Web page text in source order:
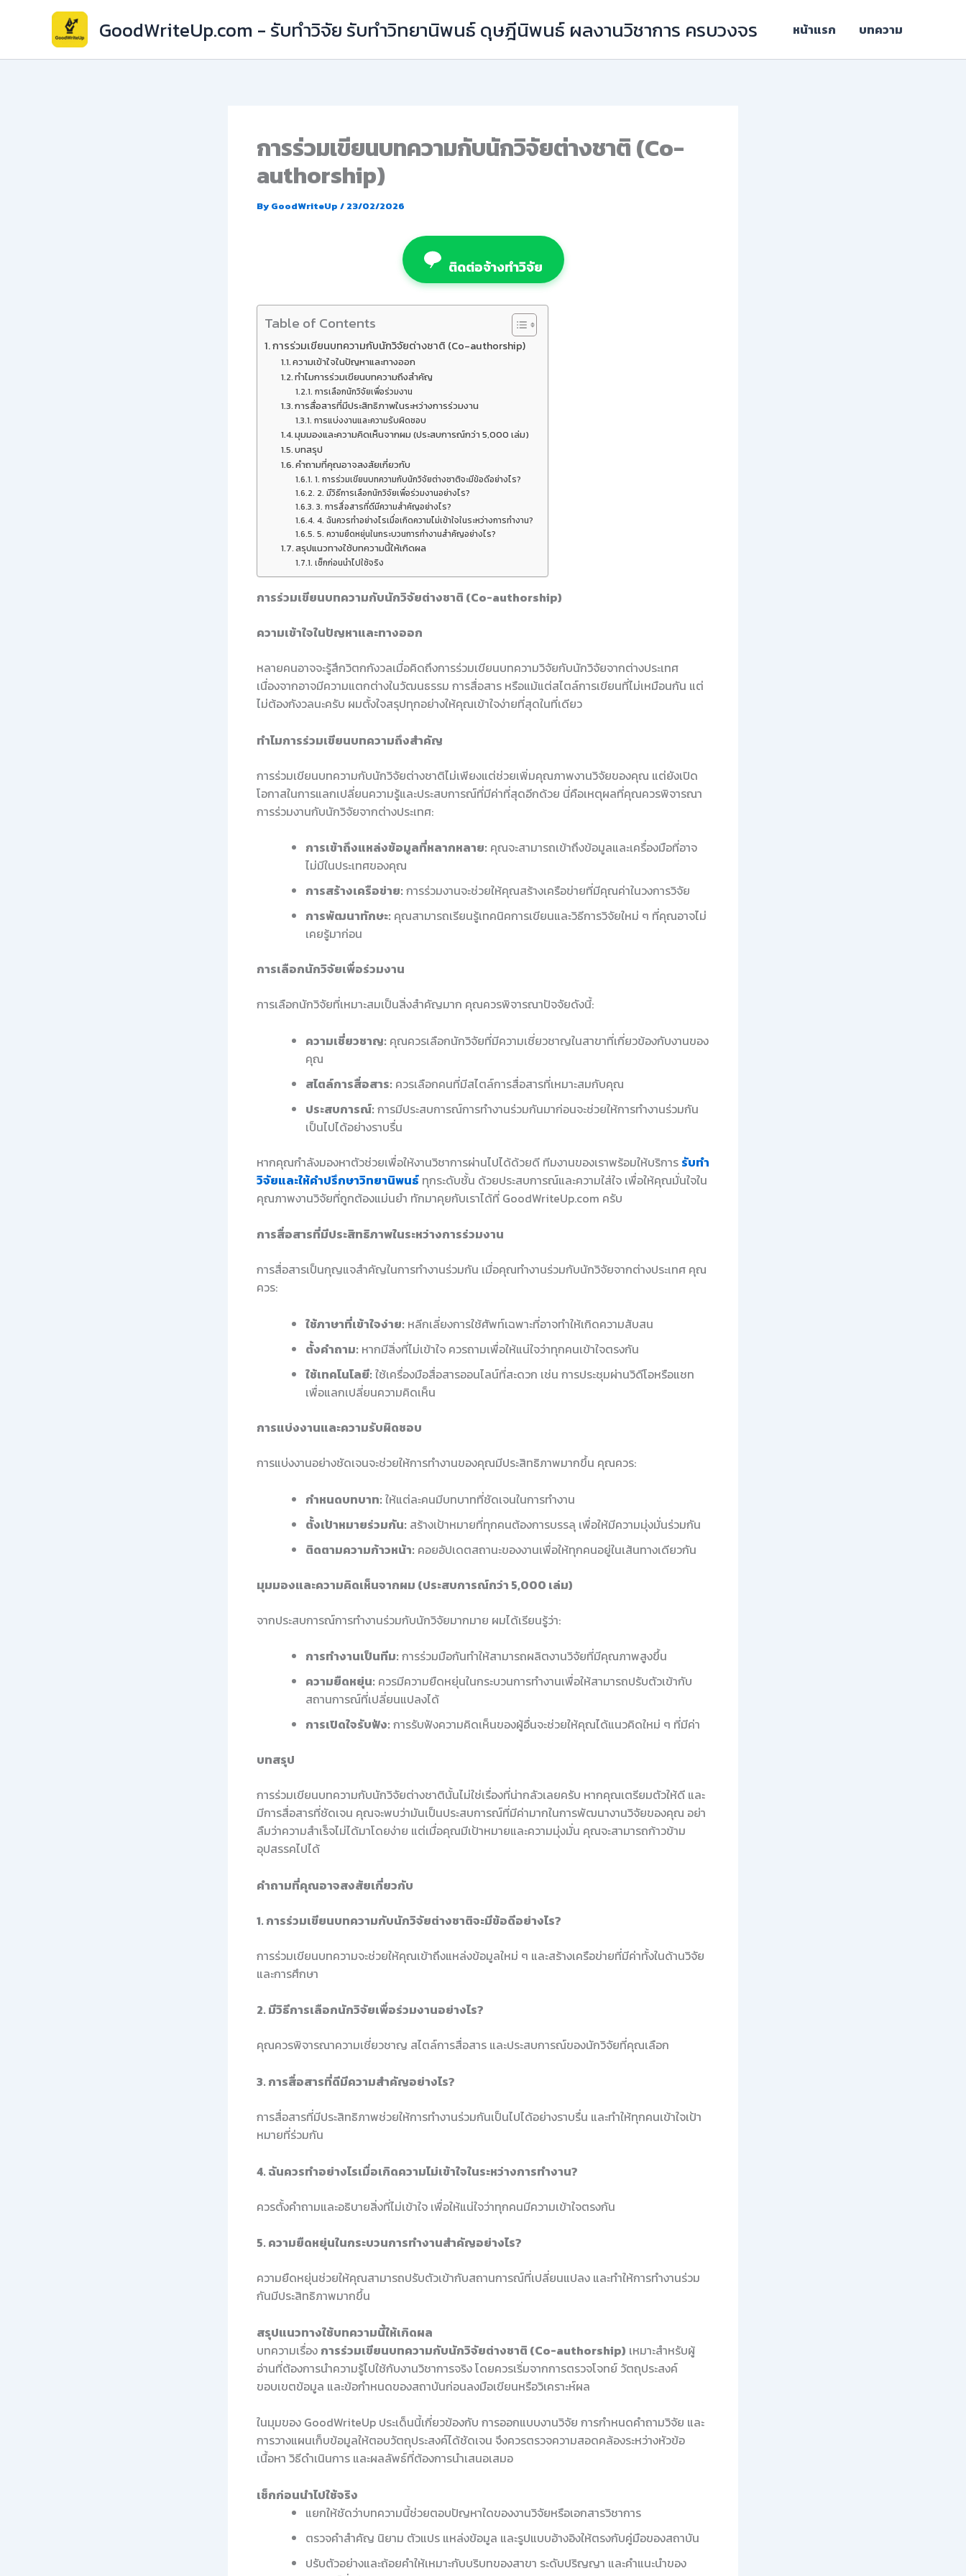
GoodWriteUp.com - รับทำวิจัย รับทำวิทยานิพนธ์ ดุษฎีนิพนธ์ ผลงานวิชาการ ครบวงจร หน้าแรก บทความ
การร่วมเขียนบทความกับนักวิจัยต่างชาติ (Co-
authorship)
By GoodWriteUp / 23/02/2026
ติดต่อจ้างทำวิจัย
Table of Contents
การร่วมเขียนบทความกับนักวิจัยต่างชาติ (Co-authorship)
ความเข้าใจในปัญหาและทางออก
ทำไมการร่วมเขียนบทความถึงสำคัญ
การเลือกนักวิจัยเพื่อร่วมงาน
การสื่อสารที่มีประสิทธิภาพในระหว่างการร่วมงาน
การแบ่งงานและความรับผิดชอบ
มุมมองและความคิดเห็นจากผม (ประสบการณ์กว่า 5,000 เล่ม)
บทสรุป
คำถามที่คุณอาจสงสัยเกี่ยวกับ
1. การร่วมเขียนบทความกับนักวิจัยต่างชาติจะมีข้อดีอย่างไร?
2. มีวิธีการเลือกนักวิจัยเพื่อร่วมงานอย่างไร?
3. การสื่อสารที่ดีมีความสำคัญอย่างไร?
4. ฉันควรทำอย่างไรเมื่อเกิดความไม่เข้าใจในระหว่างการทำงาน?
5. ความยืดหยุ่นในกระบวนการทำงานสำคัญอย่างไร?
สรุปแนวทางใช้บทความนี้ให้เกิดผล
เช็กก่อนนำไปใช้จริง
การร่วมเขียนบทความกับนักวิจัยต่างชาติ (Co-authorship)
ความเข้าใจในปัญหาและทางออก
หลายคนอาจจะรู้สึกวิตกกังวลเมื่อคิดถึงการร่วมเขียนบทความวิจัยกับนักวิจัยจากต่างประเทศ
เนื่องจากอาจมีความแตกต่างในวัฒนธรรม การสื่อสาร หรือแม้แต่สไตล์การเขียนที่ไม่เหมือนกัน แต่
ไม่ต้องกังวลนะครับ ผมตั้งใจสรุปทุกอย่างให้คุณเข้าใจง่ายที่สุดในที่เดียว
ทำไมการร่วมเขียนบทความถึงสำคัญ
การร่วมเขียนบทความกับนักวิจัยต่างชาติไม่เพียงแต่ช่วยเพิ่มคุณภาพงานวิจัยของคุณ แต่ยังเปิด
โอกาสในการแลกเปลี่ยนความรู้และประสบการณ์ที่มีค่าที่สุดอีกด้วย นี่คือเหตุผลที่คุณควรพิจารณา
การร่วมงานกับนักวิจัยจากต่างประเทศ:
การเข้าถึงแหล่งข้อมูลที่หลากหลาย: คุณจะสามารถเข้าถึงข้อมูลและเครื่องมือที่อาจ
ไม่มีในประเทศของคุณ
การสร้างเครือข่าย: การร่วมงานจะช่วยให้คุณสร้างเครือข่ายที่มีคุณค่าในวงการวิจัย
การพัฒนาทักษะ: คุณสามารถเรียนรู้เทคนิคการเขียนและวิธีการวิจัยใหม่ ๆ ที่คุณอาจไม่
เคยรู้มาก่อน
การเลือกนักวิจัยเพื่อร่วมงาน
การเลือกนักวิจัยที่เหมาะสมเป็นสิ่งสำคัญมาก คุณควรพิจารณาปัจจัยดังนี้:
ความเชี่ยวชาญ: คุณควรเลือกนักวิจัยที่มีความเชี่ยวชาญในสาขาที่เกี่ยวข้องกับงานของ
คุณ
สไตล์การสื่อสาร: ควรเลือกคนที่มีสไตล์การสื่อสารที่เหมาะสมกับคุณ
ประสบการณ์: การมีประสบการณ์การทำงานร่วมกันมาก่อนจะช่วยให้การทำงานร่วมกัน
เป็นไปได้อย่างราบรื่น
หากคุณกำลังมองหาตัวช่วยเพื่อให้งานวิชาการผ่านไปได้ด้วยดี ทีมงานของเราพร้อมให้บริการ รับทำ
วิจัยและให้คำปรึกษาวิทยานิพนธ์ ทุกระดับชั้น ด้วยประสบการณ์และความใส่ใจ เพื่อให้คุณมั่นใจใน
คุณภาพงานวิจัยที่ถูกต้องแม่นยำ ทักมาคุยกับเราได้ที่ GoodWriteUp.com ครับ
การสื่อสารที่มีประสิทธิภาพในระหว่างการร่วมงาน
การสื่อสารเป็นกุญแจสำคัญในการทำงานร่วมกัน เมื่อคุณทำงานร่วมกับนักวิจัยจากต่างประเทศ คุณ
ควร:
ใช้ภาษาที่เข้าใจง่าย: หลีกเลี่ยงการใช้ศัพท์เฉพาะที่อาจทำให้เกิดความสับสน
ตั้งคำถาม: หากมีสิ่งที่ไม่เข้าใจ ควรถามเพื่อให้แน่ใจว่าทุกคนเข้าใจตรงกัน
ใช้เทคโนโลยี: ใช้เครื่องมือสื่อสารออนไลน์ที่สะดวก เช่น การประชุมผ่านวิดีโอหรือแชท
เพื่อแลกเปลี่ยนความคิดเห็น
การแบ่งงานและความรับผิดชอบ
การแบ่งงานอย่างชัดเจนจะช่วยให้การทำงานของคุณมีประสิทธิภาพมากขึ้น คุณควร:
กำหนดบทบาท: ให้แต่ละคนมีบทบาทที่ชัดเจนในการทำงาน
ตั้งเป้าหมายร่วมกัน: สร้างเป้าหมายที่ทุกคนต้องการบรรลุ เพื่อให้มีความมุ่งมั่นร่วมกัน
ติดตามความก้าวหน้า: คอยอัปเดตสถานะของงานเพื่อให้ทุกคนอยู่ในเส้นทางเดียวกัน
มุมมองและความคิดเห็นจากผม (ประสบการณ์กว่า 5,000 เล่ม)
จากประสบการณ์การทำงานร่วมกับนักวิจัยมากมาย ผมได้เรียนรู้ว่า:
การทำงานเป็นทีม: การร่วมมือกันทำให้สามารถผลิตงานวิจัยที่มีคุณภาพสูงขึ้น
ความยืดหยุ่น: ควรมีความยืดหยุ่นในกระบวนการทำงานเพื่อให้สามารถปรับตัวเข้ากับ
สถานการณ์ที่เปลี่ยนแปลงได้
การเปิดใจรับฟัง: การรับฟังความคิดเห็นของผู้อื่นจะช่วยให้คุณได้แนวคิดใหม่ ๆ ที่มีค่า
บทสรุป
การร่วมเขียนบทความกับนักวิจัยต่างชาตินั้นไม่ใช่เรื่องที่น่ากลัวเลยครับ หากคุณเตรียมตัวให้ดี และ
มีการสื่อสารที่ชัดเจน คุณจะพบว่ามันเป็นประสบการณ์ที่มีค่ามากในการพัฒนางานวิจัยของคุณ อย่า
ลืมว่าความสำเร็จไม่ได้มาโดยง่าย แต่เมื่อคุณมีเป้าหมายและความมุ่งมั่น คุณจะสามารถก้าวข้าม
อุปสรรคไปได้
คำถามที่คุณอาจสงสัยเกี่ยวกับ
1. การร่วมเขียนบทความกับนักวิจัยต่างชาติจะมีข้อดีอย่างไร?
การร่วมเขียนบทความจะช่วยให้คุณเข้าถึงแหล่งข้อมูลใหม่ ๆ และสร้างเครือข่ายที่มีค่าทั้งในด้านวิจัย
และการศึกษา
2. มีวิธีการเลือกนักวิจัยเพื่อร่วมงานอย่างไร?
คุณควรพิจารณาความเชี่ยวชาญ สไตล์การสื่อสาร และประสบการณ์ของนักวิจัยที่คุณเลือก
3. การสื่อสารที่ดีมีความสำคัญอย่างไร?
การสื่อสารที่มีประสิทธิภาพช่วยให้การทำงานร่วมกันเป็นไปได้อย่างราบรื่น และทำให้ทุกคนเข้าใจเป้า
หมายที่ร่วมกัน
4. ฉันควรทำอย่างไรเมื่อเกิดความไม่เข้าใจในระหว่างการทำงาน?
ควรตั้งคำถามและอธิบายสิ่งที่ไม่เข้าใจ เพื่อให้แน่ใจว่าทุกคนมีความเข้าใจตรงกัน
5. ความยืดหยุ่นในกระบวนการทำงานสำคัญอย่างไร?
ความยืดหยุ่นช่วยให้คุณสามารถปรับตัวเข้ากับสถานการณ์ที่เปลี่ยนแปลง และทำให้การทำงานร่วม
กันมีประสิทธิภาพมากขึ้น
สรุปแนวทางใช้บทความนี้ให้เกิดผล
บทความเรื่อง การร่วมเขียนบทความกับนักวิจัยต่างชาติ (Co-authorship) เหมาะสำหรับผู้
อ่านที่ต้องการนำความรู้ไปใช้กับงานวิชาการจริง โดยควรเริ่มจากการตรวจโจทย์ วัตถุประสงค์
ขอบเขตข้อมูล และข้อกำหนดของสถาบันก่อนลงมือเขียนหรือวิเคราะห์ผล
ในมุมของ GoodWriteUp ประเด็นนี้เกี่ยวข้องกับ การออกแบบงานวิจัย การกำหนดคำถามวิจัย และ
การวางแผนเก็บข้อมูลให้ตอบวัตถุประสงค์ได้ชัดเจน จึงควรตรวจความสอดคล้องระหว่างหัวข้อ
เนื้อหา วิธีดำเนินการ และผลลัพธ์ที่ต้องการนำเสนอเสมอ
เช็กก่อนนำไปใช้จริง
แยกให้ชัดว่าบทความนี้ช่วยตอบปัญหาใดของงานวิจัยหรือเอกสารวิชาการ
ตรวจคำสำคัญ นิยาม ตัวแปร แหล่งข้อมูล และรูปแบบอ้างอิงให้ตรงกับคู่มือของสถาบัน
ปรับตัวอย่างและถ้อยคำให้เหมาะกับบริบทของสาขา ระดับปริญญา และคำแนะนำของ